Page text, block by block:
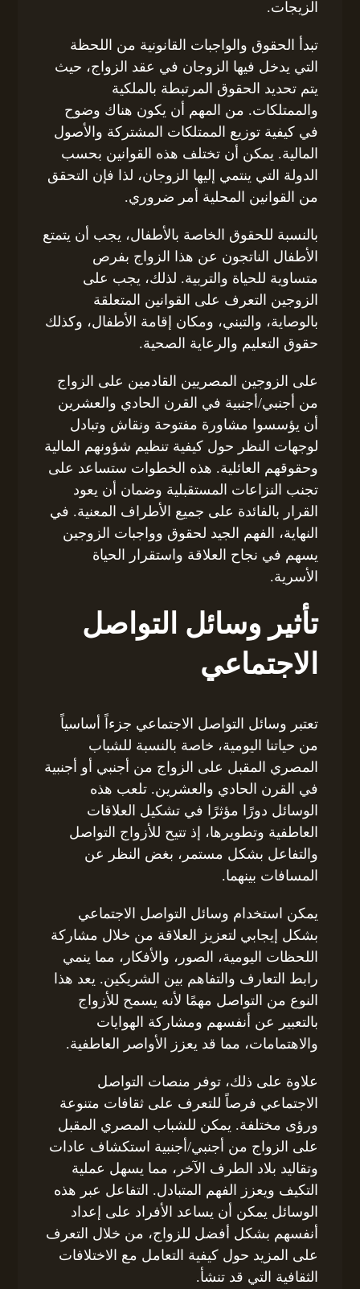
الزيجات.
تبدأ الحقوق والواجبات القانونية من اللحظة
التي يدخل فيها الزوجان في عقد الزواج، حيث
يتم تحديد الحقوق المرتبطة بالملكية
والممتلكات. من المهم أن يكون هناك وضوح
في كيفية توزيع الممتلكات المشتركة والأصول
المالية. يمكن أن تختلف هذه القوانين بحسب
الدولة التي ينتمي إليها الزوجان، لذا فإن التحقق
من القوانين المحلية أمر ضروري.
بالنسبة للحقوق الخاصة بالأطفال، يجب أن يتمتع
الأطفال الناتجون عن هذا الزواج بفرص
متساوية للحياة والتربية. لذلك، يجب على
الزوجين التعرف على القوانين المتعلقة
بالوصاية، والتبني، ومكان إقامة الأطفال، وكذلك
حقوق التعليم والرعاية الصحية.
على الزوجين المصريين القادمين على الزواج
من أجنبي/أجنبية في القرن الحادي والعشرين
أن يؤسسوا مشاورة مفتوحة ونقاش وتبادل
لوجهات النظر حول كيفية تنظيم شؤونهم المالية
وحقوقهم العائلية. هذه الخطوات ستساعد على
تجنب النزاعات المستقبلية وضمان أن يعود
القرار بالفائدة على جميع الأطراف المعنية. في
النهاية، الفهم الجيد لحقوق وواجبات الزوجين
يسهم في نجاح العلاقة واستقرار الحياة
الأسرية.
تأثير وسائل التواصل
الاجتماعي
تعتبر وسائل التواصل الاجتماعي جزءاً أساسياً
من حياتنا اليومية، خاصة بالنسبة للشباب
المصري المقبل على الزواج من أجنبي أو أجنبية
في القرن الحادي والعشرين. تلعب هذه
الوسائل دورًا مؤثرًا في تشكيل العلاقات
العاطفية وتطويرها، إذ تتيح للأزواج التواصل
والتفاعل بشكل مستمر، بغض النظر عن
المسافات بينهما.
يمكن استخدام وسائل التواصل الاجتماعي
بشكل إيجابي لتعزيز العلاقة من خلال مشاركة
اللحظات اليومية، الصور، والأفكار، مما ينمي
رابط التعارف والتفاهم بين الشريكين. يعد هذا
النوع من التواصل مهمًا لأنه يسمح للأزواج
بالتعبير عن أنفسهم ومشاركة الهوايات
والاهتمامات، مما قد يعزز الأواصر العاطفية.
علاوة على ذلك، توفر منصات التواصل
الاجتماعي فرصاً للتعرف على ثقافات متنوعة
ورؤى مختلفة. يمكن للشباب المصري المقبل
على الزواج من أجنبي/أجنبية استكشاف عادات
وتقاليد بلاد الطرف الآخر، مما يسهل عملية
التكيف ويعزز الفهم المتبادل. التفاعل عبر هذه
الوسائل يمكن أن يساعد الأفراد على إعداد
أنفسهم بشكل أفضل للزواج، من خلال التعرف
على المزيد حول كيفية التعامل مع الاختلافات
الثقافية التي قد تنشأ.